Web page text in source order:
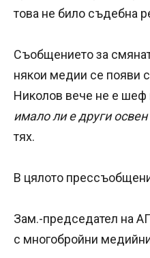
това не било съдебна
Съобщението за
някои медии се появи
Николов вече не е шеф
имало ли е други
тях.
В цялото
Зам.-председател на
с многобройни